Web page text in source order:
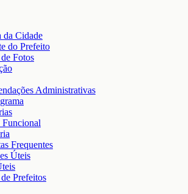
da Cidade
do Prefeito
Fotos
Administrativas
Funcional
Frequentes
Úteis
Prefeitos